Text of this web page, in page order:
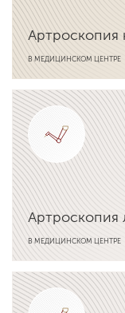
Артроскопия
В МЕДИЦИНСКОМ ЦЕНТРЕ
Подробнее об
Артроскопия
В МЕДИЦИНСКОМ ЦЕНТРЕ
Подробнее об